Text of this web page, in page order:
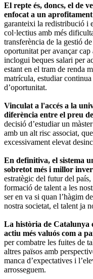
El repte és, doncs, el de
enfocat a un
garanteixi la redistribució i
col·lectius amb més
transferència de la gestió
oportunitat per avançar
inclogui beques salari per
estant en el tram de renda
matrícula, estudiar
d’oportunitat.
Vinculat a l'accés a la
diferència entre el preu
decisió d’estudiar un
amb un alt risc associat,
excessivament elevat
En definitiva, el sistema
sobretot més i millor
estratègic del futur del
formació de talent a les
ser en va si quan l’hàgim
nostra societat, el talent ja
La història de Catalunya
actiu més valuós com a
per combatre les fuites de
altres països amb
manca d’expectatives i
arrosseguem.